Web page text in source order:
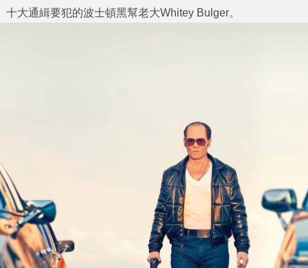
十大通緝要犯的波士頓黑幫老大Whitey Bulger。